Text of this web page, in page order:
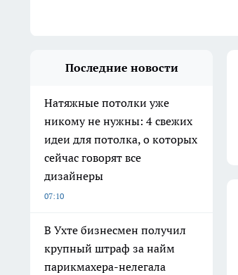
Последние новости
Натяжные потолки уже
никому не нужны: 4 свежих
идеи для потолка, о которых
сейчас говорят все
дизайнеры
07:10
В Ухте бизнесмен получил
крупный штраф за найм
парикмахера-нелегала